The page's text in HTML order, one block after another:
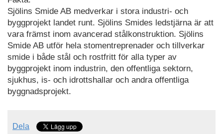
Sjölins Smide AB medverkar i stora industri- och
byggprojekt landet runt. Sjölins Smides ledstjärna är att
vara främst inom avancerad stålkonstruktion. Sjölins
Smide AB utför hela stomentreprenader och tillverkar
smide i både stål och rostfritt för alla typer av
byggprojekt inom industrin, den offentliga sektorn,
sjukhus, is- och idrottshallar och andra offentliga
byggnadsprojekt.
Dela